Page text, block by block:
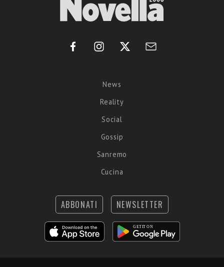
News
Reality
Social
Gossip
Sanremo
Cucina
ABBONATI NEWSLETTER